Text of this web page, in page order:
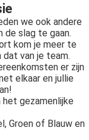
we ook andere
de slag te gaan.
kom je meer te
dat van je team.
er zijn
elkaar en jullie
het gezamenlijke
Groen of Blauw en